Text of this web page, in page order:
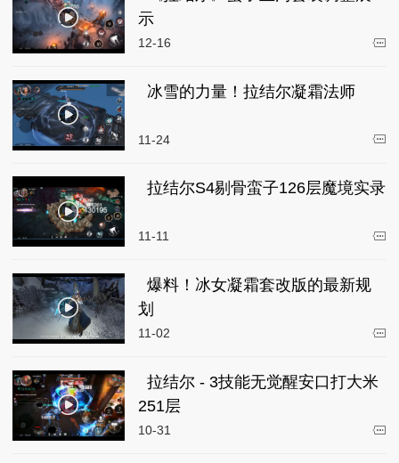
示
12-16
冰雪的力量！拉结尔凝霜法师
11-24
拉结尔S4剔骨蛮子126层魔境实录
11-11
爆料！冰女凝霜套改版的最新规
划
11-02
拉结尔 - 3技能无觉醒安口打大米
251层
10-31